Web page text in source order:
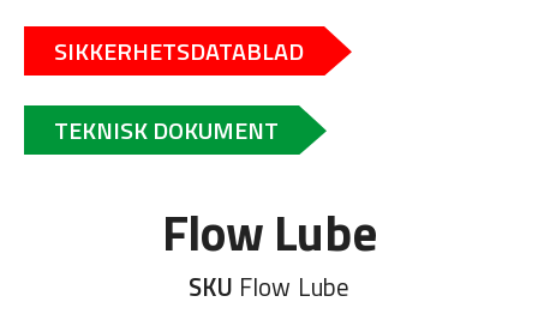
slutten
bildegalleri
til
begynnelsen
av
bildegalleri
SIKKERHETSDATABLAD
TEKNISK DOKUMENT
Flow Lube
SKU Flow Lube